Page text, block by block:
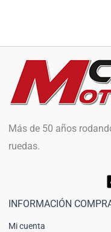
Más de 50 años
ruedas.
INFORMACIÓN
Mi cuenta